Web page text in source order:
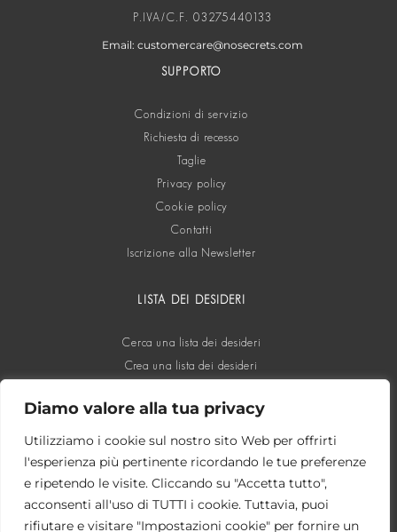
Diamo valore alla tua privacy
Utilizziamo i cookie sul nostro sito Web per offrirti
l'esperienza più pertinente ricordando le tue preferenze
e ripetendo le visite. Cliccando su "Accetta tutto",
acconsenti all'uso di TUTTI i cookie. Tuttavia, puoi
rifiutare e visitare "Impostazioni cookie" per fornire un
P.IVA/C.F. 03275440133
Email: customercare@nosecrets.com
SUPPORTO
Condizioni di servizio
Richiesta di recesso
Taglie
Privacy policy
Cookie policy
Contatti
Iscrizione alla Newsletter
LISTA DEI DESIDERI
Cerca una lista dei desideri
Crea una lista dei desideri
SOCIAL